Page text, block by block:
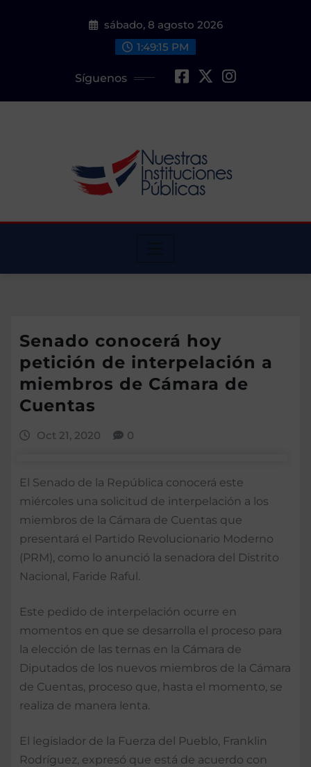
sábado, 8 agosto 2026
1:49:16 PM
Síguenos
Senado conocerá hoy
petición de interpelación a
miembros de Cámara de
Cuentas
Oct 21, 2020 0
El Senado de la República conocerá este
miércoles una solicitud de interpelación a los
miembros de la Cámara de Cuentas que
presentará el Partido Revolucionario Moderno
(PRM), como lo anunció la senadora del Distrito
Nacional, Faride Raful.
Este pedido de interpelación ocurre en
momentos en que se desarrolla el proceso para
la elección de las ternas en la Cámara de
Diputados de los nuevos miembros de la Cámara
de Cuentas, proceso que, hasta el momento, se
realiza de manera lenta.
El legislador de la Fuerza del Pueblo, Franklin
Rodríguez, expresó que está de acuerdo con